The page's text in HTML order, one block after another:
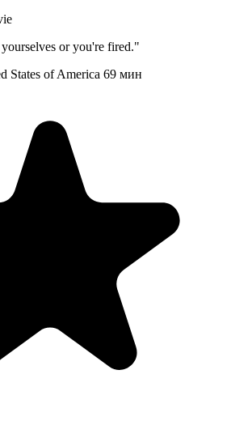
or you're fired."
States of America 69 мин